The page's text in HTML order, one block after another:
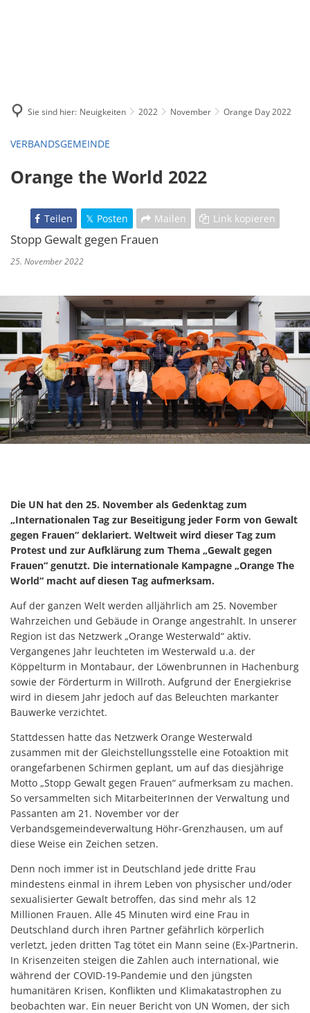
Sie sind hier: Neuigkeiten 2022 November Orange Day 2022
VERBANDSGEMEINDE
Orange the World 2022
Teilen Posten Mailen Link kopieren
Stopp Gewalt gegen Frauen
25. November 2022
Die UN hat den 25. November als Gedenktag zum
„Internationalen Tag zur Beseitigung jeder Form von Gewalt
gegen Frauen“ deklariert. Weltweit wird dieser Tag zum
Protest und zur Aufklärung zum Thema „Gewalt gegen
Frauen“ genutzt. Die internationale Kampagne „Orange The
World“ macht auf diesen Tag aufmerksam.
Auf der ganzen Welt werden alljährlich am 25. November
Wahrzeichen und Gebäude in Orange angestrahlt. In unserer
Region ist das Netzwerk „Orange Westerwald“ aktiv.
Vergangenes Jahr leuchteten im Westerwald u.a. der
Köppelturm in Montabaur, der Löwenbrunnen in Hachenburg
sowie der Förderturm in Willroth. Aufgrund der Energiekrise
wird in diesem Jahr jedoch auf das Beleuchten markanter
Bauwerke verzichtet.
Stattdessen hatte das Netzwerk Orange Westerwald
zusammen mit der Gleichstellungsstelle eine Fotoaktion mit
orangefarbenen Schirmen geplant, um auf das diesjährige
Motto „Stopp Gewalt gegen Frauen“ aufmerksam zu machen.
So versammelten sich MitarbeiterInnen der Verwaltung und
Passanten am 21. November vor der
Verbandsgemeindeverwaltung Höhr-Grenzhausen, um auf
diese Weise ein Zeichen setzen.
Denn noch immer ist in Deutschland jede dritte Frau
mindestens einmal in ihrem Leben von physischer und/oder
sexualisierter Gewalt betroffen, das sind mehr als 12
Millionen Frauen. Alle 45 Minuten wird eine Frau in
Deutschland durch ihren Partner gefährlich körperlich
verletzt, jeden dritten Tag tötet ein Mann seine (Ex-)Partnerin.
In Krisenzeiten steigen die Zahlen auch international, wie
während der COVID-19-Pandemie und den jüngsten
humanitären Krisen, Konflikten und Klimakatastrophen zu
beobachten war. Ein neuer Bericht von UN Women, der sich